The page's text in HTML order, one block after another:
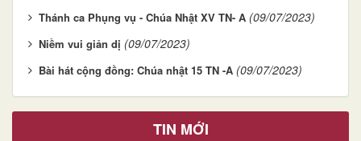
Thánh ca Phụng vụ - Chúa Nhật XV TN- A (09/07/2023)
Niềm vui giản dị (09/07/2023)
Bài hát cộng đồng: Chúa nhật 15 TN -A (09/07/2023)
TIN MỚI